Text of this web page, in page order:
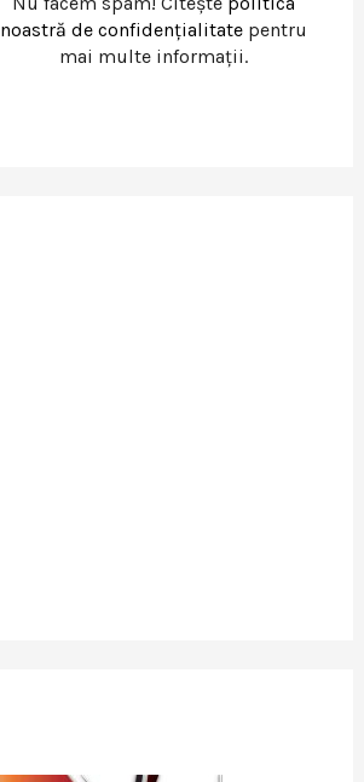
noastră de confidențialitatepentru
mai multe informații.